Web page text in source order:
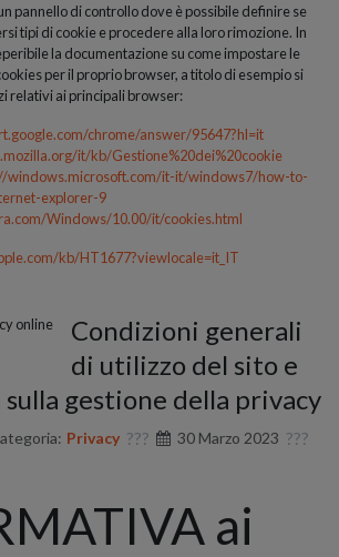
pannello di controllo dove è possibile definire se
tipi di cookie e procedere alla loro rimozione. In
la documentazione su come impostare le
per il proprio browser, a titolo di esempio si
relativi ai principali browser:
chrome/answer/95647?hl=it
it/kb/Gestione%20dei%20cookie
windows.microsoft.com/it-it/windows7/how-to-
explorer-9
Windows/10.00/it/cookies.html
kb/HT1677?viewlocale=it_IT
Condizioni generali
di utilizzo del sito e
gestione della privacy
Privacy
30 Marzo 2023
ai